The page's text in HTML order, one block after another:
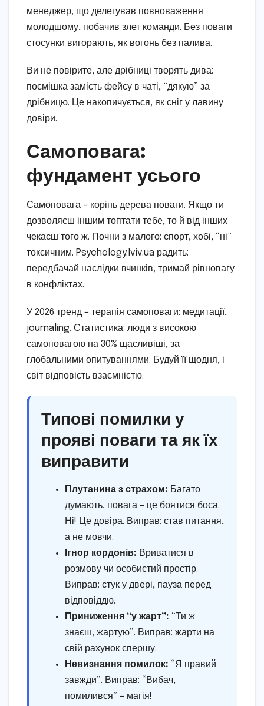
менеджер, що делегував повноваження
молодшому, побачив злет команди. Без поваги
стосунки вигорають, як вогонь без палива.
Ви не повірите, але дрібниці творять дива:
посмішка замість фейсу в чаті, “дякую” за
дрібницю. Це накопичується, як сніг у лавину
довіри.
Самоповага:
фундамент усього
Самоповага – корінь дерева поваги. Якщо ти
дозволяєш іншим топтати тебе, то й від інших
чекаєш того ж. Почни з малого: спорт, хобі, “ні”
токсичним. Psychology.lviv.ua радить:
передбачай наслідки вчинків, тримай рівновагу
в конфліктах.
У 2026 тренд – терапія самоповаги: медитації,
journaling. Статистика: люди з високою
самоповагою на 30% щасливіші, за
глобальними опитуваннями. Будуй її щодня, і
світ відповість взаємністю.
Типові помилки у
прояві поваги та як їх
виправити
Плутанина з страхом: Багато
думають, повага – це боятися боса.
Ні! Це довіра. Виправ: став питання,
а не мовчи.
Ігнор кордонів: Вриватися в
розмову чи особистий простір.
Виправ: стук у двері, пауза перед
відповіддю.
Приниження “у жарт”: “Ти ж
знаєш, жартую”. Виправ: жарти на
свій рахунок спершу.
Невизнання помилок: “Я правий
завжди”. Виправ: “Вибач,
помилився” – магія!